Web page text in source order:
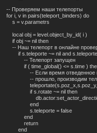
-- Проверяем наши телепорты
for i, v in pairs(teleport_binders) do
s = v.parametrs
local obj = level.object_by_id( i )
if obj ~= nil then
-- Наш телепорт в онлайне
if s.teleporte ~= nil and s.teleporte
-- Телепорт запущен
if ( time_global() <= s.time )
-- Если время отведенное на
-- прошло, производим
if s.rotate ~= nil then
end
s.teleporte = false
end
return
end